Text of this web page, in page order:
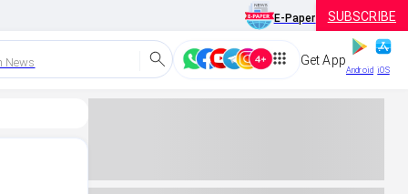
E-Paper SUBSCRIBE
News Get App
Android iOS